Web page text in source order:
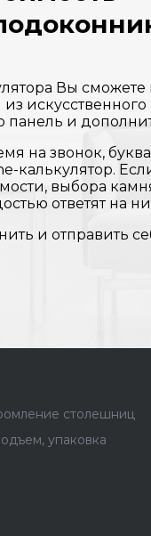
Вы сможете
панель и
на звонок,
калькулятор.
выбора
ответят на
и отправить
столешниц
упаковка